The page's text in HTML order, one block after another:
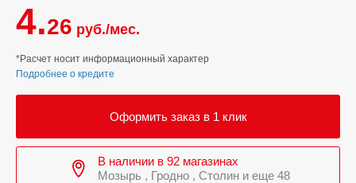
4.26 руб./мес.
*Расчет носит информационный характер
Подробнее о кредите
Оформить заказ в 1 клик
В наличии в 92 магазинах
Мозырь , Гродно , Столин и еще 48